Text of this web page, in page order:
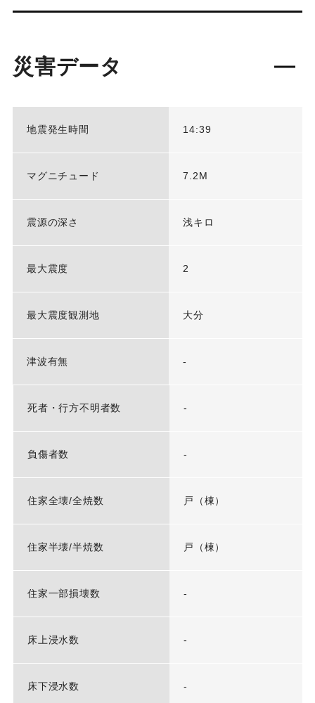
災害データ
地震発生時間 14:39
マグニチュード 7.2M
震源の深さ 浅キロ
最大震度 2
最大震度観測地 大分
津波有無 -
死者・行方不明者数 -
負傷者数 -
住家全壊/全焼数 戸（棟）
住家半壊/半焼数 戸（棟）
住家一部損壊数 -
床上浸水数 -
床下浸水数 -